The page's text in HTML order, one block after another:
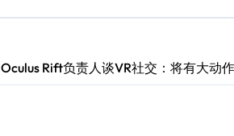
Pro携MOLLY来袭，前沿科技速递尽
PHONE：一触即享，24小时智囊
Oculus Rift负责人谈VR社交：将有大动作